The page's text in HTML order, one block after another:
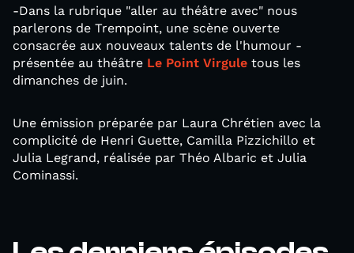
-Dans la rubrique "aller au théâtre avec" nous
parlerons de Trempoint, une scène ouverte
consacrée aux nouveaux talents de l'humour -
présentée au théâtre Le Point Virgule tous les
dimanches de juin.
Une émission préparée par Laura Chrétien avec la
complicité de Henri Guette, Camilla Pizzichillo et
Julia Legrand, réalisée par Théo Albaric et Julia
Cominassi.